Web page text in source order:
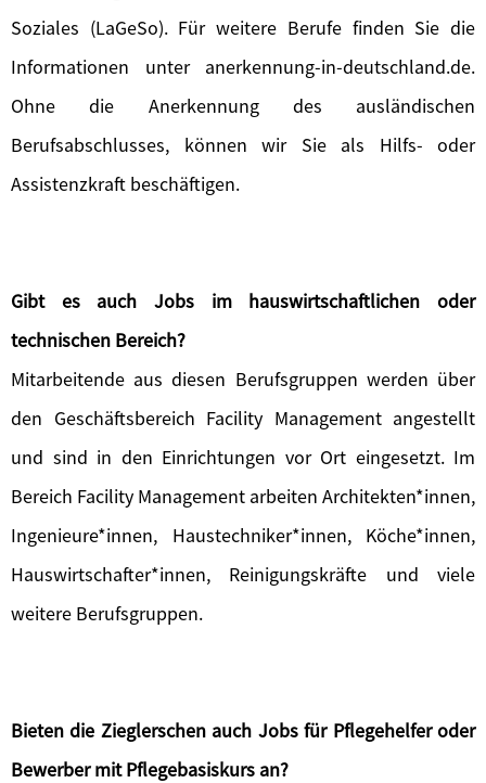
Soziales (LaGeSo). Für weitere Berufe finden Sie die
Informationen unter anerkennung-in-deutschland.de.
Ohne die Anerkennung des ausländischen
Berufsabschlusses, können wir Sie als Hilfs- oder
Assistenzkraft beschäftigen.
Gibt es auch Jobs im hauswirtschaftlichen oder
technischen Bereich?
Mitarbeitende aus diesen Berufsgruppen werden über
den Geschäftsbereich Facility Management angestellt
und sind in den Einrichtungen vor Ort eingesetzt. Im
Bereich Facility Management arbeiten Architekten*innen,
Ingenieure*innen, Haustechniker*innen, Köche*innen,
Hauswirtschafter*innen, Reinigungskräfte und viele
weitere Berufsgruppen.
Bieten die Zieglerschen auch Jobs für Pflegehelfer oder
Bewerber mit Pflegebasiskurs an?